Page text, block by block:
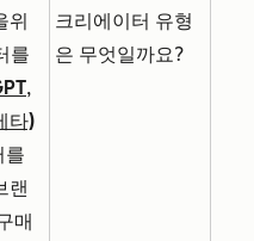
위
를
,
타)
를
랜
매
크리에이터 유형
은 무엇일까요?